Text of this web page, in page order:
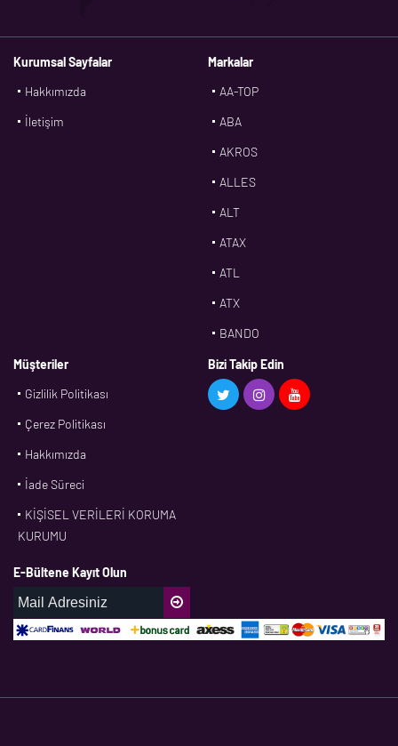
Kurumsal Sayfalar
Hakkımızda
İletişim
Markalar
AA-TOP
ABA
AKROS
ALLES
ALT
ATAX
ATL
ATX
BANDO
BMS
CDF
DPH
ECOPARTS
Müşteriler
Gizlilik Politikası
Çerez Politikası
Hakkımızda
İade Süreci
KİŞİSEL VERİLERİ KORUMA
KURUMU
Bizi Takip Edin
E-Bültene Kayıt Olun